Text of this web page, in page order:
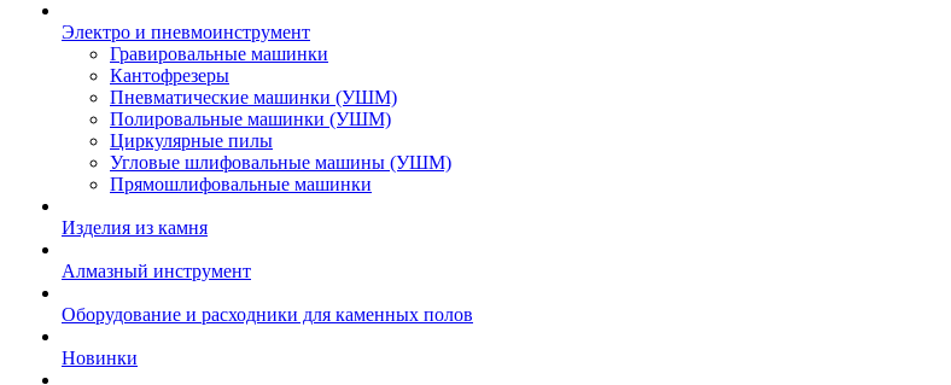
Электро и пневмоинструмент
Гравировальные машинки
Кантофрезеры
Пневматические машинки (УШМ)
Полировальные машинки (УШМ)
Циркулярные пилы
Угловые шлифовальные машины (УШМ)
Прямошлифовальные машинки
Изделия из камня
Алмазный инструмент
Оборудование и расходники для каменных полов
Новинки